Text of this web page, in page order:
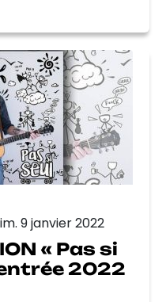
9 janvier 2022
« Pas si
2022